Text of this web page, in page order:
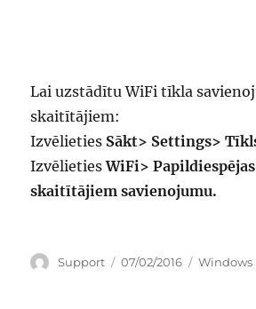
Lai uzstādītu WiFi tīkla
skaitītājiem:
Izvēlieties Sākt> Settings>
IzvēlietiesWiFi>
skaitītājiem savienojumu.
Autors
Support Publicēts
07/02/2016 Windows